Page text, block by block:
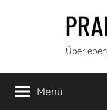
Prabels
Blog
Menü